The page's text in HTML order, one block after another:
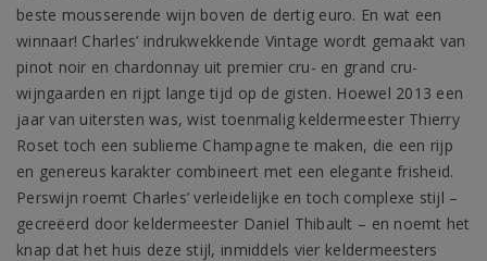
beste mousserende wijn boven de dertig euro. En wat een
winnaar! Charles’ indrukwekkende Vintage wordt gemaakt van
pinot noir en chardonnay uit premier cru- en grand cru-
wijngaarden en rijpt lange tijd op de gisten. Hoewel 2013 een
jaar van uitersten was, wist toenmalig keldermeester Thierry
Roset toch een sublieme Champagne te maken, die een rijp
en genereus karakter combineert met een elegante frisheid.
Perswijn roemt Charles’ verleidelijke en toch complexe stijl –
gecreëerd door keldermeester Daniel Thibault – en noemt het
knap dat het huis deze stijl, inmiddels vier keldermeesters